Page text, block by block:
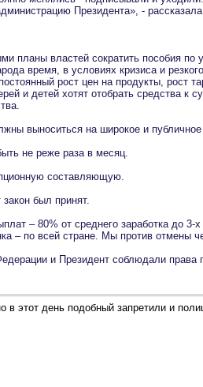
Президента», -
планы властей сократить пособия
время, в условиях кризиса и
рост цен на продукты, рост
и детей хотят отобрать средства к
выноситься на широкое и
не реже раза в месяц.
составляющую.
был принят.
– 80% от среднего заработка до
– по всей стране. Мы против отмены
и Президент соблюдали права
этот день подобный запретили и